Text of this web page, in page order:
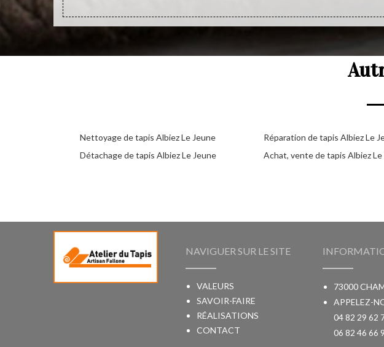
Nettoyage de tapis Albiez Le Jeune
Détachage de tapis Albiez Le Jeune
Réparation de tapis Albiez Le
Achat, vente de tapis Albiez Le
NAVIGUER SUR LE SITE
VALEURS
SAVOIR-FAIRE
RÉALISATIONS
CONTACT
73000
APPELEZ-
04 82 29 62
06 82 46 66